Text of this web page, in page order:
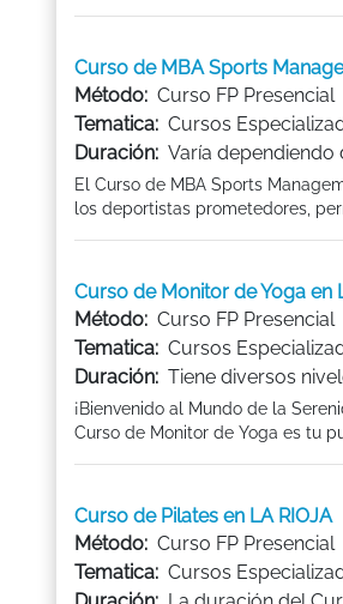
Curso de MBA Sports
Método: Curso FP Presencial
Tematica: Cursos
Duración: Varía
El Curso de MBA Sports
los deportistas prometedores,
Curso de Monitor de Yoga en
Método: Curso FP Presencial
Tematica: Cursos
Duración: Tiene diversos
¡Bienvenido al Mundo de la
Curso de Monitor de Yoga es tu
Curso de Pilates en LA RIOJA
Método: Curso FP Presencial
Tematica: Cursos